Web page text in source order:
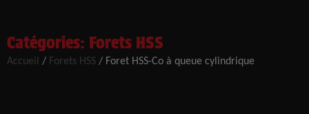
Catégories: Forets HSS
Accueil / Forets HSS / Foret HSS-Co à queue cylindrique